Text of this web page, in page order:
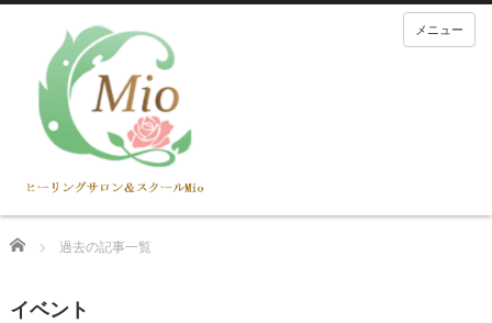
メニュー
Home 過去の記事一覧
イベント